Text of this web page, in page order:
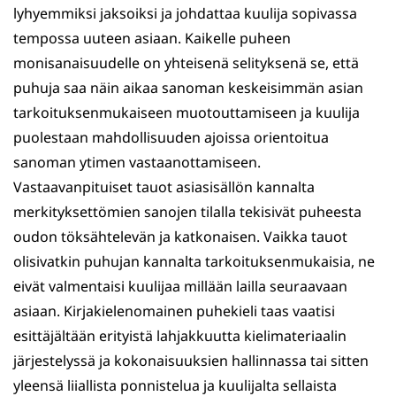
lyhyemmiksi jaksoiksi ja johdattaa kuulija sopivassa
tempossa uuteen asiaan. Kaikelle puheen
monisanaisuudelle on yhteisenä selityksenä se, että
puhuja saa näin aikaa sanoman keskeisimmän asian
tarkoituksenmukaiseen muotouttamiseen ja kuulija
puolestaan mahdollisuuden ajoissa orientoitua
sanoman ytimen vastaanottamiseen.
Vastaavanpituiset tauot asiasisällön kannalta
merkityksettömien sanojen tilalla tekisivät puheesta
oudon töksähtelevän ja katkonaisen. Vaikka tauot
olisivatkin puhujan kannalta tarkoituksenmukaisia, ne
eivät valmentaisi kuulijaa millään lailla seuraavaan
asiaan. Kirjakielenomainen puhekieli taas vaatisi
esittäjältään erityistä lahjakkuutta kielimateriaalin
järjestelyssä ja kokonaisuuksien hallinnassa tai sitten
yleensä liiallista ponnistelua ja kuulijalta sellaista